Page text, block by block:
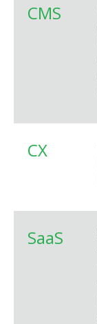
CMS
CX
SaaS